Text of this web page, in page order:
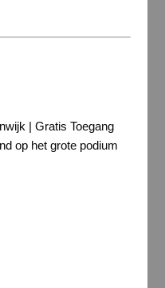
| Gratis Toegang
op het grote podium